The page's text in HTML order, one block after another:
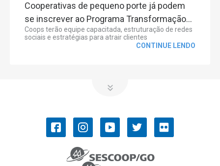
Cooperativas de pequeno porte já podem
se inscrever ao Programa Transformação...
Coops terão equipe capacitada, estruturação de redes
sociais e estratégias para atrair clientes
CONTINUE LENDO
Convenções Coletivas de Trabalho
COOPERATIVISMO
História do Cooperativismo